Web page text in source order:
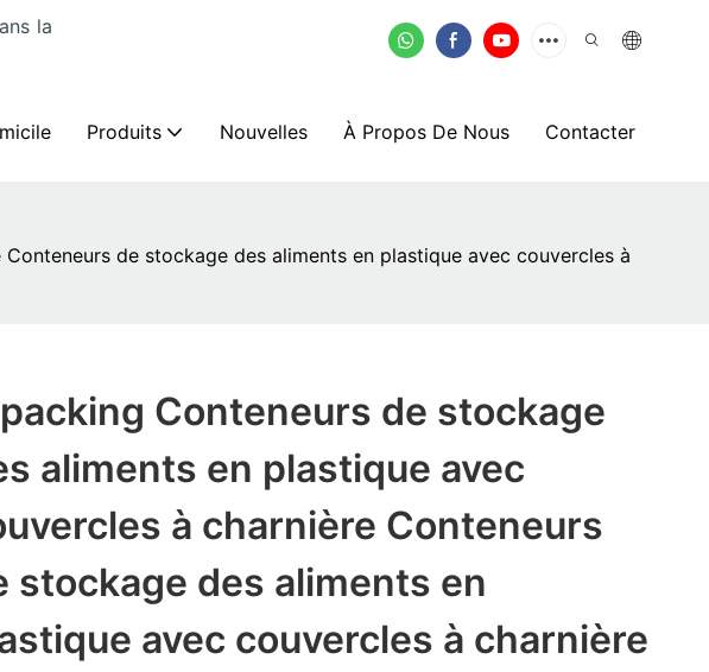
la
Produits Nouvelles À Propos De Nous Contacter
de stockage des aliments en plastique avec couvercles à
Conteneurs de stockage
aliments en plastique avec
à charnière Conteneurs
stockage des aliments en
avec couvercles à charnière